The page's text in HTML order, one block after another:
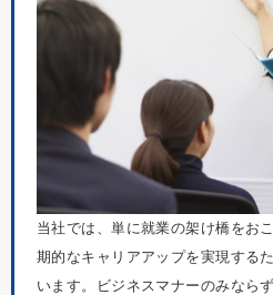
当社では、単に就業の架け橋をお
期的なキャリアアップを実現する
います。ビジネスマナーのみなら